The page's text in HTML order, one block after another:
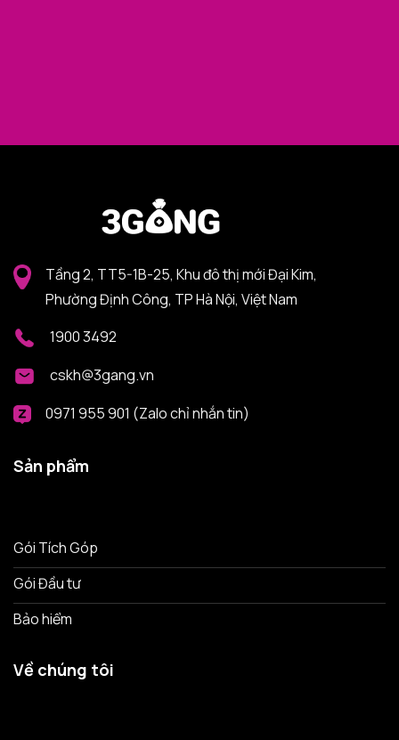
Tầng 2, TT5-1B-25, Khu đô thị mới Đại Kim,
Phường Định Công, TP Hà Nội, Việt Nam
1900 3492
cskh@3gang.vn
0971 955 901 (Zalo chỉ nhắn tin)
Sản phẩm
Gói Tích Góp
Gói Đầu tư
Bảo hiểm
Về chúng tôi